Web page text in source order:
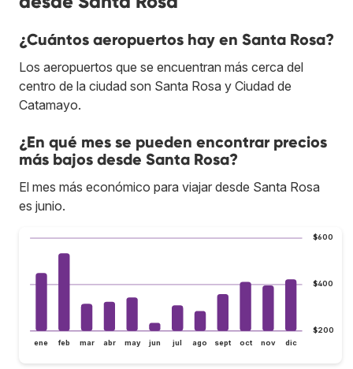
¿Cuántos aeropuertos hay en Santa Rosa?
Los aeropuertos que se encuentran más cerca del
centro de la ciudad son Santa Rosa y Ciudad de
Catamayo.
¿En qué mes se pueden encontrar precios
más bajos desde Santa Rosa?
El mes más económico para viajar desde Santa Rosa
es junio.
$200
$400
$600
ene feb mar abr may jun jul ago sept oct nov dic